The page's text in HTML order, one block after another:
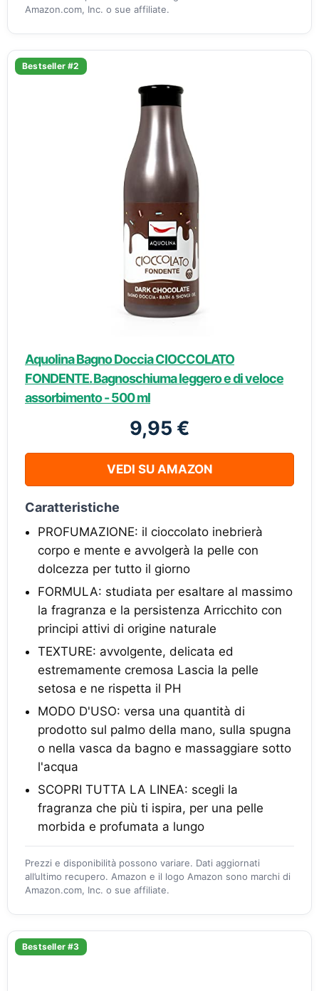
Amazon.com, Inc. o sue affiliate.
Bestseller #2
Aquolina Bagno Doccia CIOCCOLATO
FONDENTE. Bagnoschiuma leggero e di veloce
assorbimento - 500 ml
9,95 €
VEDI SU AMAZON
Caratteristiche
PROFUMAZIONE: il cioccolato inebrierà
corpo e mente e avvolgerà la pelle con
dolcezza per tutto il giorno
FORMULA: studiata per esaltare al massimo
la fragranza e la persistenza Arricchito con
principi attivi di origine naturale
TEXTURE: avvolgente, delicata ed
estremamente cremosa Lascia la pelle
setosa e ne rispetta il PH
MODO D'USO: versa una quantità di
prodotto sul palmo della mano, sulla spugna
o nella vasca da bagno e massaggiare sotto
l'acqua
SCOPRI TUTTA LA LINEA: scegli la
fragranza che più ti ispira, per una pelle
morbida e profumata a lungo
Prezzi e disponibilità possono variare. Dati aggiornati
all’ultimo recupero. Amazon e il logo Amazon sono marchi di
Amazon.com, Inc. o sue affiliate.
Bestseller #3